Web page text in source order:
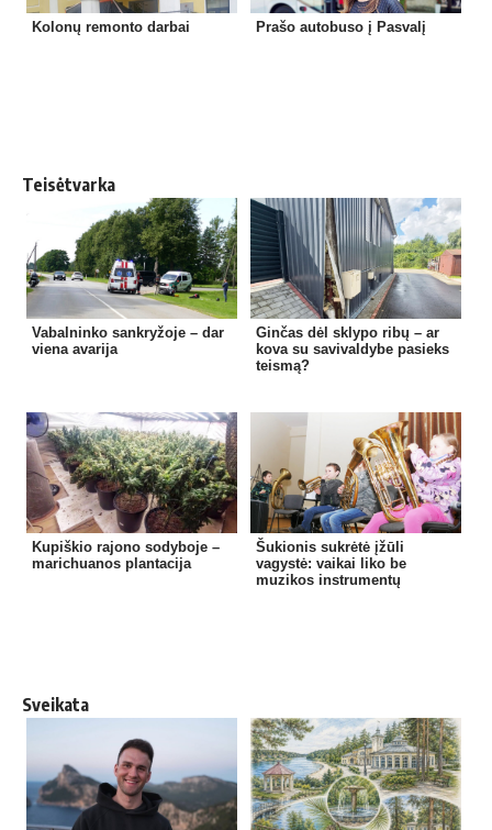
Kolonų remonto darbai Prašo autobuso į Pasvalį
Teisėtvarka
Vabalninko sankryžoje – dar
viena avarija
Ginčas dėl sklypo ribų – ar
kova su savivaldybe pasieks
teismą?
Kupiškio rajono sodyboje –
marichuanos plantacija
Šukionis sukrėtė įžūli
vagystė: vaikai liko be
muzikos instrumentų
Sveikata